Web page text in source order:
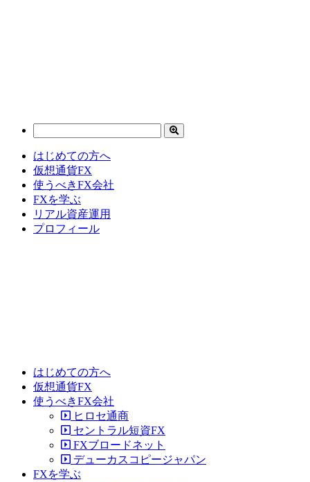
はじめての方へ
仮想通貨FX
使うべきFX会社
FXを学ぶ
リアル資産運用
プロフィール
はじめての方へ
仮想通貨FX
使うべきFX会社
ヒロセ通商
セントラル短資FX
FXブロードネット
デューカスコピージャパン
FXを学ぶ